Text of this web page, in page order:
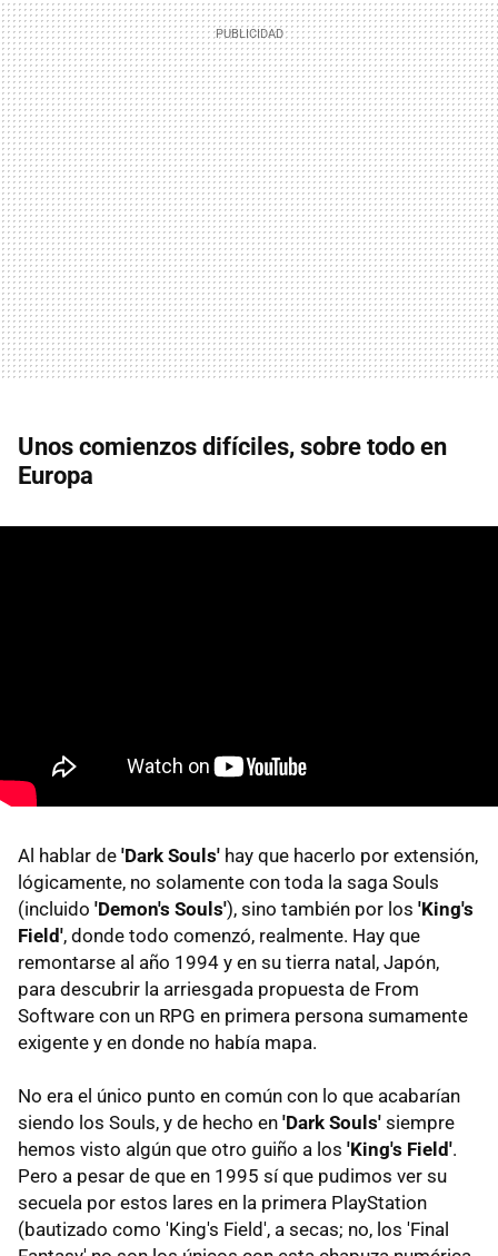
Unos comienzos difíciles, sobre todo en
Europa
Al hablar de 'Dark Souls' hay que hacerlo por extensión,
lógicamente, no solamente con toda la saga Souls
(incluido 'Demon's Souls'), sino también por los 'King's
Field', donde todo comenzó, realmente. Hay que
remontarse al año 1994 y en su tierra natal, Japón,
para descubrir la arriesgada propuesta de From
Software con un RPG en primera persona sumamente
exigente y en donde no había mapa.
No era el único punto en común con lo que acabarían
siendo los Souls, y de hecho en 'Dark Souls' siempre
hemos visto algún que otro guiño a los 'King's Field'.
Pero a pesar de que en 1995 sí que pudimos ver su
secuela por estos lares en la primera PlayStation
(bautizado como 'King's Field', a secas; no, los 'Final